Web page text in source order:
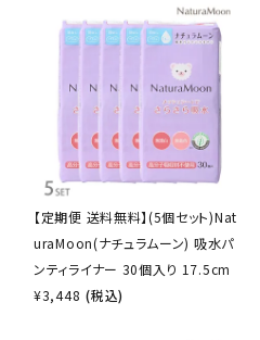
【定期便 送料無料】(5個セット)Nat
uraMoon(ナチュラムーン) 吸水パ
ンティライナー 30個入り 17.5cm
¥3,448 (税込)